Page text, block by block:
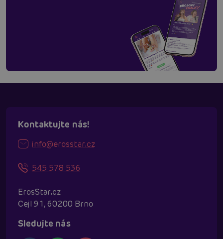
Kontaktujte nás!
info@erosstar.cz
545 578 536
ErosStar.cz
Cejl 91, 60200 Brno
Sledujte nás